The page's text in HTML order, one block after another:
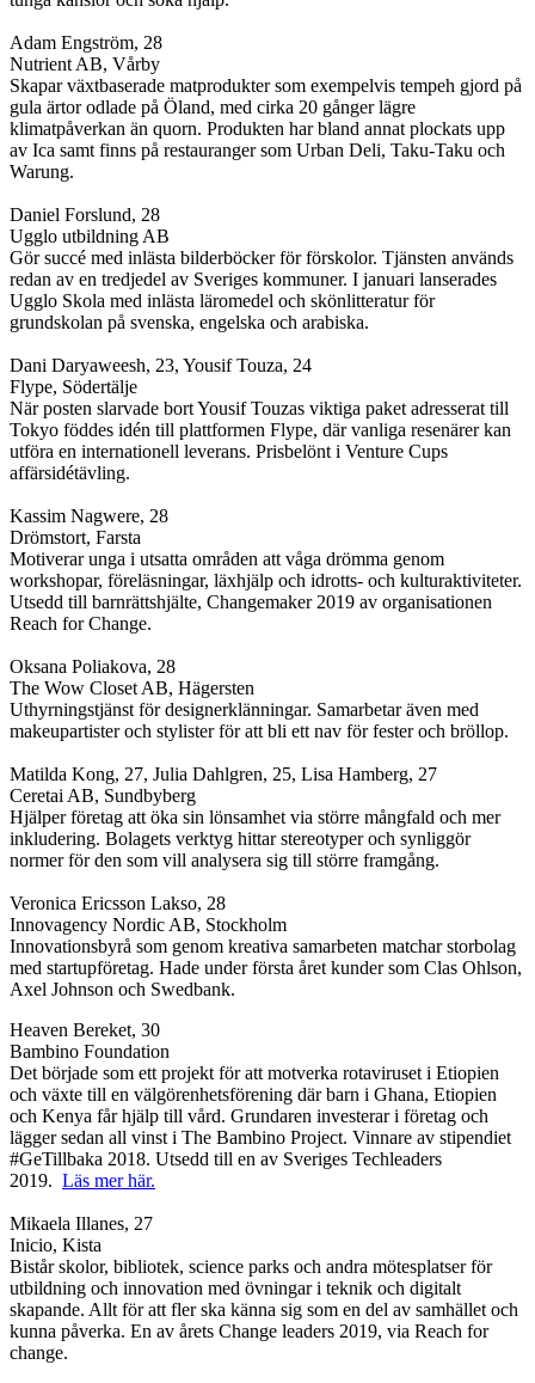
Adam Engström, 28
Nutrient AB, Vårby
Skapar växtbaserade matprodukter som exempelvis tempeh gjord på
gula ärtor odlade på Öland, med cirka 20 gånger lägre
klimatpåverkan än quorn. Produkten har bland annat plockats upp
av Ica samt finns på restauranger som Urban Deli, Taku-Taku och
Warung.
Daniel Forslund, 28
Ugglo utbildning AB
Gör succé med inlästa bilderböcker för förskolor. Tjänsten används
redan av en tredjedel av Sveriges kommuner. I januari lanserades
Ugglo Skola med inlästa läromedel och skönlitteratur för
grundskolan på svenska, engelska och arabiska.
Dani Daryaweesh, 23, Yousif Touza, 24
Flype, Södertälje
När posten slarvade bort Yousif Touzas viktiga paket adresserat till
Tokyo föddes idén till plattformen Flype, där vanliga resenärer kan
utföra en internationell leverans. Prisbelönt i Venture Cups
affärsidétävling.
Kassim Nagwere, 28
Drömstort, Farsta
Motiverar unga i utsatta områden att våga drömma genom
workshopar, föreläsningar, läxhjälp och idrotts- och kulturaktiviteter.
Utsedd till barnrättshjälte, Changemaker 2019 av organisationen
Reach for Change.
Oksana Poliakova, 28
The Wow Closet AB, Hägersten
Uthyrningstjänst för designerklänningar. Samarbetar även med
makeupartister och stylister för att bli ett nav för fester och bröllop.
Matilda Kong, 27, Julia Dahlgren, 25, Lisa Hamberg, 27
Ceretai AB, Sundbyberg
Hjälper företag att öka sin lönsamhet via större mångfald och mer
inkludering. Bolagets verktyg hittar stereotyper och synliggör
normer för den som vill analysera sig till större framgång.
Veronica Ericsson Lakso, 28
Innovagency Nordic AB, Stockholm
Innovationsbyrå som genom kreativa samarbeten matchar storbolag
med startupföretag. Hade under första året kunder som Clas Ohlson,
Axel Johnson och Swedbank.
Heaven Bereket, 30
Bambino Foundation
Det började som ett projekt för att motverka rotaviruset i Etiopien
och växte till en välgörenhetsförening där barn i Ghana, Etiopien
och Kenya får hjälp till vård. Grundaren investerar i företag och
lägger sedan all vinst i The Bambino Project. Vinnare av stipendiet
#GeTillbaka 2018. Utsedd till en av Sveriges Techleaders
2019. Läs mer här.
Mikaela Illanes, 27
Inicio, Kista
Bistår skolor, bibliotek, science parks och andra mötesplatser för
utbildning och innovation med övningar i teknik och digitalt
skapande. Allt för att fler ska känna sig som en del av samhället och
kunna påverka. En av årets Change leaders 2019, via Reach for
change.